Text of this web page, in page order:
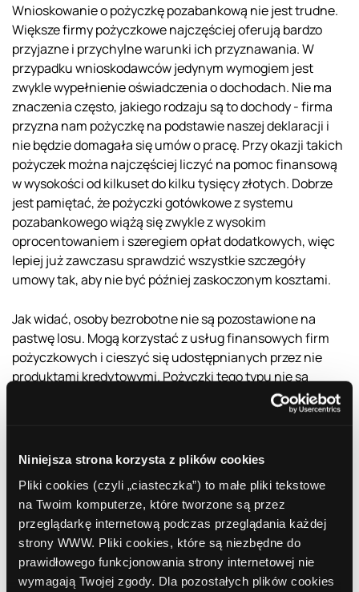
Niniejsza strona korzysta z plików cookies
Pliki cookies (czyli „ciasteczka”) to małe pliki tekstowe
na Twoim komputerze, które tworzone są przez
przeglądarkę internetową podczas przeglądania każdej
strony WWW. Pliki cookies, które są niezbędne do
prawidłowego funkcjonowania strony internetowej nie
wymagają Twojej zgody. Dla pozostałych plików cookies
Wnioskowanie o pożyczkę pozabankową nie jest trudne.
Większe firmy pożyczkowe najczęściej oferują bardzo
przyjazne i przychylne warunki ich przyznawania. W
przypadku wnioskodawców jedynym wymogiem jest
zwykle wypełnienie oświadczenia o dochodach. Nie ma
znaczenia często, jakiego rodzaju są to dochody - firma
przyzna nam pożyczkę na podstawie naszej deklaracji i
nie będzie domagała się umów o pracę. Przy okazji takich
pożyczek można najczęściej liczyć na pomoc finansową
w wysokości od kilkuset do kilku tysięcy złotych. Dobrze
jest pamiętać, że pożyczki gotówkowe z systemu
pozabankowego wiążą się zwykle z wysokim
oprocentowaniem i szeregiem opłat dodatkowych, więc
lepiej już zawczasu sprawdzić wszystkie szczegóły
umowy tak, aby nie być później zaskoczonym kosztami.
Jak widać, osoby bezrobotne nie są pozostawione na
pastwę losu. Mogą korzystać z usług finansowych firm
pożyczkowych i cieszyć się udostępnianych przez nie
produktami kredytowymi. Pożyczki tego typu nie są
jednak rozwiązaniem długoterminowym problemów osób
bezrobotnych. Co najwyżej mogą pomóc uporać się z
Najnowsze artykuły
Jak bezpiecznie płacić kartą i telefonem za
granicą? Poradnik dla podróżnych